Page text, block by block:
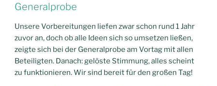
Generalprobe
Unsere Vorbereitungen liefen zwar schon rund 1 Jahr
zuvor an, doch ob alle Ideen sich so umsetzen ließen,
zeigte sich bei der Generalprobe am Vortag mit allen
Beteiligten. Danach: gelöste Stimmung, alles scheint
zu funktionieren. Wir sind bereit für den großen Tag!